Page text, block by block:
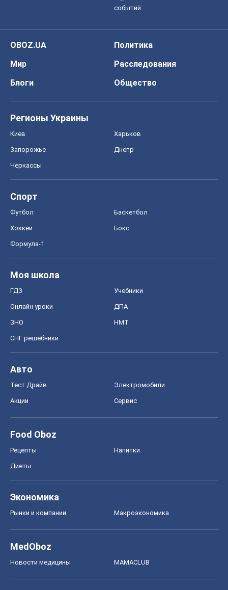
событий
OBOZ.UA
Политика
Мир
Расследования
Блоги
Общество
Регионы Украины
Киев Харьков
Запорожье Днепр
Черкассы
Спорт
Футбол Баскетбол
Хоккей Бокс
Формула-1
Моя школа
ГДЗ Учебники
Онлайн уроки ДПА
ЗНО НМТ
СНГ решебники
Авто
Тест Драйв Электромобили
Акции Сервис
Food Oboz
Рецепты Напитки
Диеты
Экономика
Рынки и компании Mакроэкономика
MedOboz
Новости медицины MAMACLUB